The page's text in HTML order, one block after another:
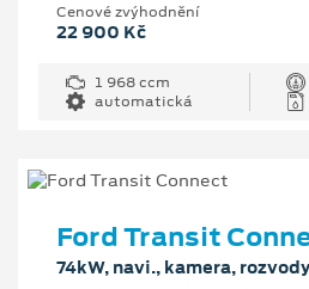
Cenové zvýhodnění
22 900 Kč
1 968 ccm
automatická
Ford Transit
74kW, navi., kamera,